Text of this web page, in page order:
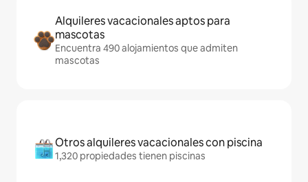
Alquileres vacacionales aptos para
mascotas
Encuentra 490 alojamientos que admiten
mascotas
Otros alquileres vacacionales con piscina
1,320 propiedades tienen piscinas